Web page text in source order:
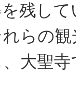
残し
らの
大聖